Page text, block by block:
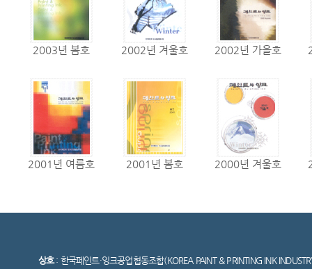
2003년 봄호 2002년 겨울호 2002년 가을호
2001년 여름호 2001년 봄호 2000년 겨울호
상호: 한국페인트·잉크공업협동조합(KOREA PAINT & PRINTING INK